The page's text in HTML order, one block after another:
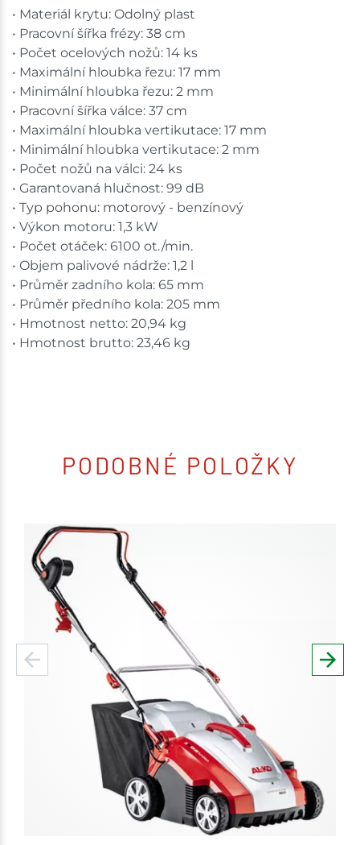
• Materiál krytu: Odolný plast
• Pracovní šířka frézy: 38 cm
• Počet ocelových nožů: 14 ks
• Maximální hloubka řezu: 17 mm
• Minimální hloubka řezu: 2 mm
• Pracovní šířka válce: 37 cm
• Maximální hloubka vertikutace: 17 mm
• Minimální hloubka vertikutace: 2 mm
• Počet nožů na válci: 24 ks
• Garantovaná hlučnost: 99 dB
• Typ pohonu: motorový - benzínový
• Výkon motoru: 1,3 kW
• Počet otáček: 6100 ot./min.
• Objem palivové nádrže: 1,2 l
• Průměr zadního kola: 65 mm
• Průměr předního kola: 205 mm
• Hmotnost netto: 20,94 kg
• Hmotnost brutto: 23,46 kg
PODOBNÉ POLOŽKY